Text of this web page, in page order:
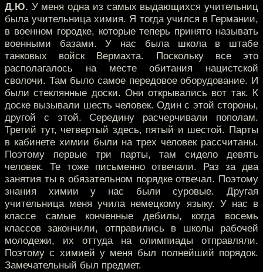
Д.Ю. У меня одна из самых выдающихся учительниц
была учительница химия. Я тогда учился в Германии,
в военном городке, которые теперь принято называть
военными базами. У нас была школа в штабе
танковых войск Вермахта. Поскольку все это
располагалось на месте обитания нацистской
сволочи. Там было самое передовое оборудование. И
были стеклянные доски. Они открывались вот так. К
доске вызывали шесть человек. Один с этой стороны,
другой с этой. Середину расчерчивали пополам.
Третий тут, четвертый здесь, пятый и шестой. Парты
в кабинете химии были на трех человек рассчитаны.
Поэтому первые три парты, там сидело девять
человек. Те тоже письменно отвечали. Раз за два
занятия ты в обязательном порядке отвечал. Поэтому
знания химии у нас были суровые. Другая
учительница меня учила немецкому языку. У нас в
классе самые конченные дебилы, когда восемь
классов закончили, отправились в школы рабочей
молодежи, их оттуда на олимпиады отправляли.
Поэтому с химией у меня был полнейший порядок.
Замечательный был предмет.